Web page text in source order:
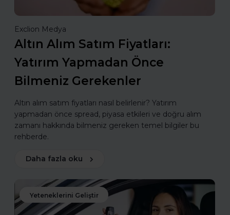
Exclion Medya
Altın Alım Satım Fiyatları:
Yatırım Yapmadan Önce
Bilmeniz Gerekenler
Altın alım satım fiyatları nasıl belirlenir? Yatırım
yapmadan önce spread, piyasa etkileri ve doğru alım
zamanı hakkında bilmeniz gereken temel bilgiler bu
rehberde.
Daha fazla oku
Yeteneklerini Geliştir